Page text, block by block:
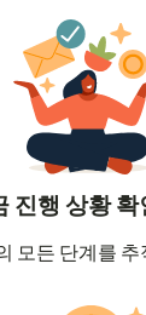
진행 상황 확
모든 단계를 추